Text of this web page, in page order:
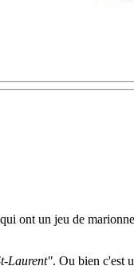
ont un jeu de
Laurent". Ou bien c'est